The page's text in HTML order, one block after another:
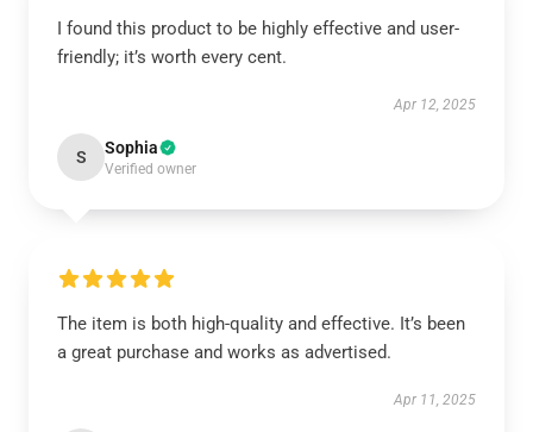
I found this product to be highly effective and user-
friendly; it’s worth every cent.
Apr 12, 2025
S Sophia
Verified owner
The item is both high-quality and effective. It’s been
a great purchase and works as advertised.
Apr 11, 2025